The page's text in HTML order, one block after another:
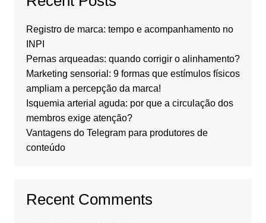
Registro de marca: tempo e acompanhamento no
INPI
Pernas arqueadas: quando corrigir o alinhamento?
Marketing sensorial: 9 formas que estímulos físicos
ampliam a percepção da marca!
Isquemia arterial aguda: por que a circulação dos
membros exige atenção?
Vantagens do Telegram para produtores de
conteúdo
Recent Comments